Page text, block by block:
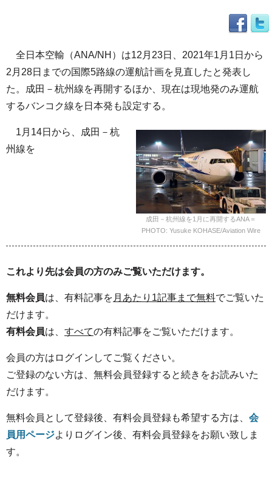
全日本空輸（ANA/NH）は12月23日、2021年1月1日から
2月28日までの国際5路線の運航計画を見直したと発表し
た。成田－杭州線を再開するほか、現在は現地発のみ運航
するバンコク線を日本発も設定する。
成田－杭州線を1月に再開するANA＝
PHOTO: Yusuke KOHASE/Aviation Wire
1月14日から、成田－杭
州線を
これより先は会員の方のみご覧いただけます。
無料会員は、有料記事を 月あたり1記事まで無料でご覧いた
だけます。
有料会員は、 すべての有料記事をご覧いただけます。
会員の方はログインしてご覧ください。
ご登録のない方は、無料会員登録すると続きをお読みいた
だけます。
無料会員として登録後、有料会員登録も希望する方は、 会
員用ページよりログイン後、有料会員登録をお願い致しま
す。